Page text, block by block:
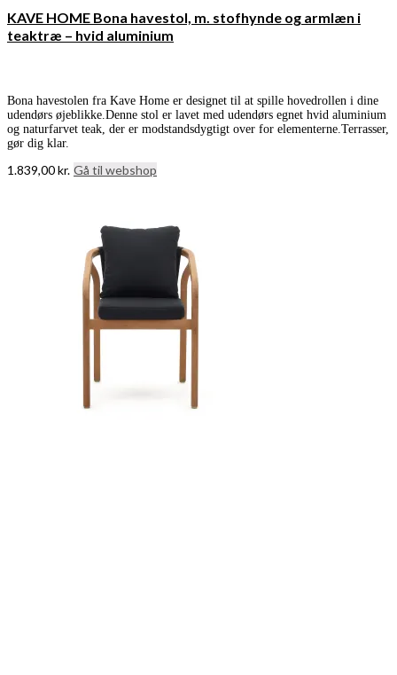
KAVE HOME Bona havestol, m. stofhynde og armlæn i
teaktræ – hvid aluminium
Bona havestolen fra Kave Home er designet til at spille hovedrollen i dine
udendørs øjeblikke.Denne stol er lavet med udendørs egnet hvid aluminium
og naturfarvet teak, der er modstandsdygtigt over for elementerne.Terrasser,
gør dig klar.
1.839,00kr. Gå til webshop